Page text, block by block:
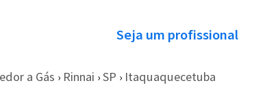
Seja um profissional
a Gás › Rinnai › SP › Itaquaquecetuba